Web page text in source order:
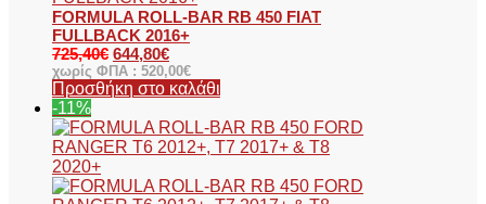
FORMULA ROLL-BAR RB 450 FIAT
FULLBACK 2016+
725,40€ 644,80€
χωρίς ΦΠΑ : 520,00€
Προσθήκη στο καλάθι
-11%